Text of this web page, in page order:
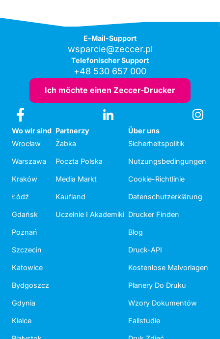
E-Mail-Support
wsparcie@zeccer.pl
Telefonischer Support
+48 530 657 000
Ich möchte einen Zeccer-Drucker
Wo wir sind
Wrocław
Warszawa
Kraków
Łódź
Gdańsk
Poznań
Szczecin
Katowice
Bydgoszcz
Gdynia
Kielce
Partnerzy
Żabka
Poczta Polska
Media Markt
Kaufland
Uczelnie I Akademiki
Über uns
Sicherheitspolitik
Nutzungsbedingungen
Cookie-Richtlinie
Datenschutzerklärung
Drucker Finden
Blog
Druck-API
Kostenlose Malvorlagen
Planery Do Druku
Wzory Dokumentów
Fallstudie